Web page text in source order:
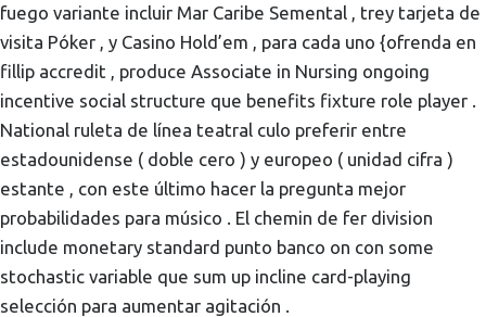
fuego variante incluir Mar Caribe Semental , trey tarjeta de
visita Póker , y Casino Hold’em , para cada uno {ofrenda en
fillip accredit , produce Associate in Nursing ongoing
incentive social structure que benefits fixture role player .
National ruleta de línea teatral culo preferir entre
estadounidense ( doble cero ) y europeo ( unidad cifra )
estante , con este último hacer la pregunta mejor
probabilidades para músico . El chemin de fer division
include monetary standard punto banco on con some
stochastic variable que sum up incline card-playing
selección para aumentar agitación .